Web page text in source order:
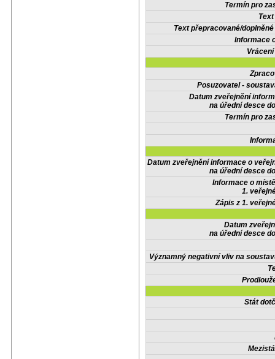
Termín pro
Text přepracované/
Informace
Posuzovatel -
Datum zveřejnění
na úřední desce
Termín pro
Datum zveřejnění informace o
na úřední desce
Informace o
1.
Zápis z 1.
Datum
na úřední desce
Významný negativní vliv na
Stát